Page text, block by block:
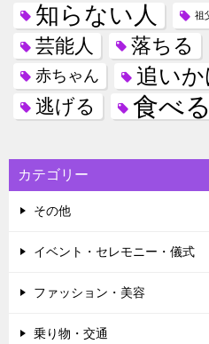
知らない人 祖
芸能人 落ちる
赤ちゃん 追い
逃げる 食べる
カテゴリー
その他
イベント・セレモニー・儀式
ファッション・美容
乗り物・交通